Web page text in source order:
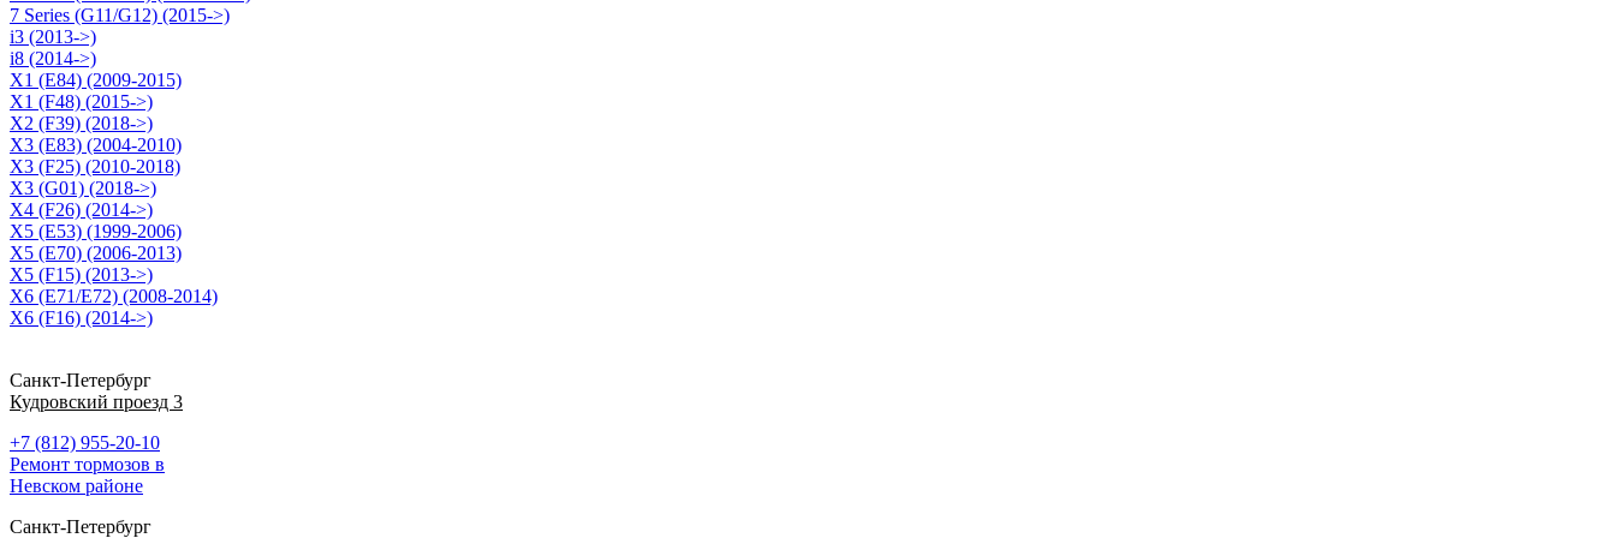
7 Series (G11/G12) (2015->)
i3 (2013->)
i8 (2014->)
X1 (E84) (2009-2015)
X1 (F48) (2015->)
X2 (F39) (2018->)
X3 (E83) (2004-2010)
X3 (F25) (2010-2018)
X3 (G01) (2018->)
X4 (F26) (2014->)
X5 (E53) (1999-2006)
X5 (E70) (2006-2013)
X5 (F15) (2013->)
X6 (E71/E72) (2008-2014)
X6 (F16) (2014->)
Санкт-Петербург
Кудровский проезд 3
+7 (812) 955-20-10
Ремонт тормозов в
Невском районе
Санкт-Петербург